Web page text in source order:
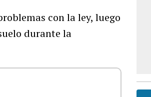
con la ley, luego
durante la